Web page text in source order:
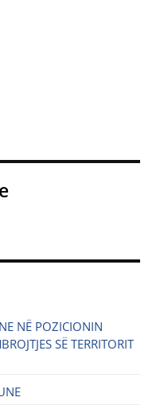
NË POZICIONIN
SË TERRITORIT